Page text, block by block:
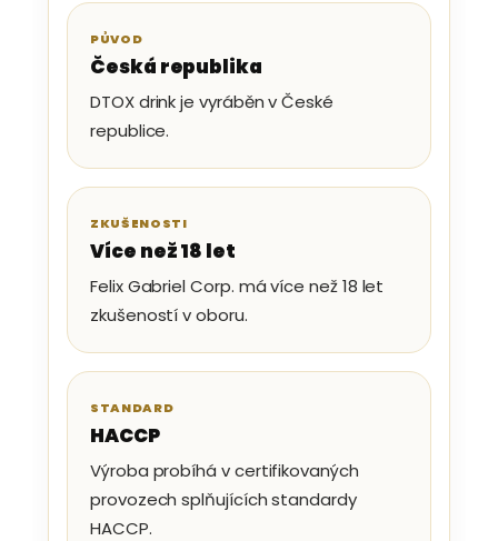
PŮVOD
Česká republika
DTOX drink je vyráběn v České
republice.
ZKUŠENOSTI
Více než 18 let
Felix Gabriel Corp. má více než 18 let
zkušeností v oboru.
STANDARD
HACCP
Výroba probíhá v certifikovaných
provozech splňujících standardy
HACCP.